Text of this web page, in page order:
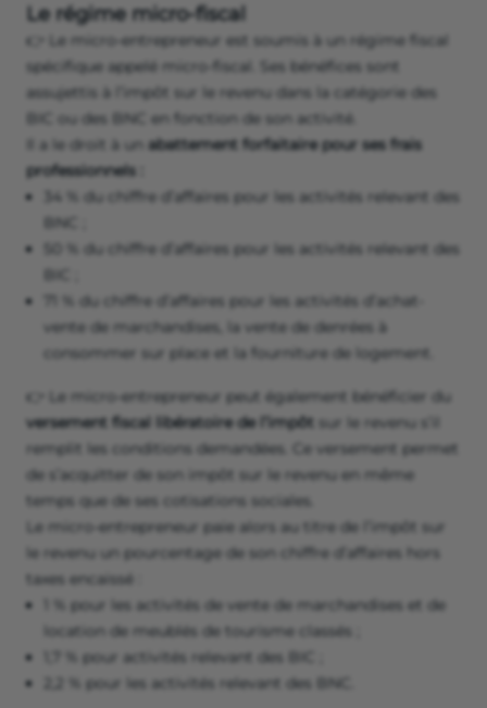
Le régime micro-fiscal
👉 Le micro-entrepreneur est soumis à un régime fiscal
spécifique appelé micro-fiscal. Ses bénéfices sont
assujettis à l’impôt sur le revenu dans la catégorie des
BIC ou des BNC en fonction de son activité.
Il a le droit à un abattement forfaitaire pour ses frais
professionnels :
34 % du chiffre d’affaires pour les activités relevant des
BNC ;
50 % du chiffre d’affaires pour les activités relevant des
BIC ;
71 % du chiffre d’affaires pour les activités d’achat-
vente de marchandises, la vente de denrées à
consommer sur place et la fourniture de logement.
👉 Le micro-entrepreneur peut également bénéficier du
versement fiscal libératoire de l’impôt sur le revenu s’il
remplit les conditions demandées. Ce versement permet
de s’acquitter de son impôt sur le revenu en même
temps que de ses cotisations sociales.
Le micro-entrepreneur paie alors au titre de l’impôt sur
le revenu un pourcentage de son chiffre d’affaires hors
taxes encaissé :
1 % pour les activités de vente de marchandises et de
location de meublés de tourisme classés ;
1,7 % pour activités relevant des BIC ;
2,2 % pour les activités relevant des BNC.